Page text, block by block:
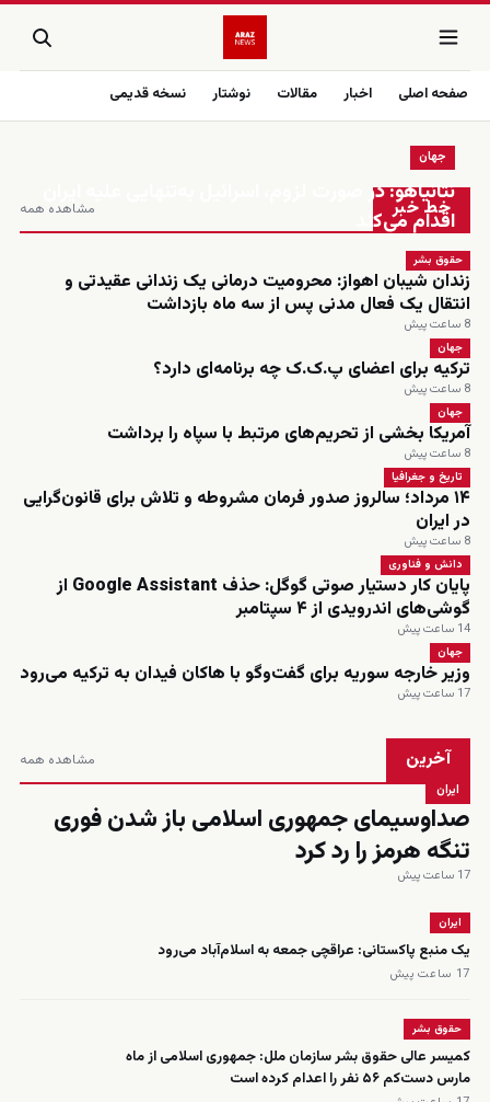
صفحه اصلی اخبار مقالات نوشتار نسخه قدیمی
زنده
خط خبر مشاهده همه
جهان
نتانیاهو: در صورت لزوم، اسرائیل به‌تنهایی علیه ایران
اقدام می‌کند
حقوق بشر
زندان شیبان اهواز: محرومیت درمانی یک زندانی عقیدتی و
انتقال یک فعال مدنی پس از سه ماه بازداشت
8 ساعت پیش
جهان
ترکیه برای اعضای پ.ک.ک چه برنامه‌ای دارد؟
8 ساعت پیش
جهان
آمریکا بخشی از تحریم‌های مرتبط با سپاه را برداشت
8 ساعت پیش
تاریخ و جغرافیا
۱۴ مرداد؛ سالروز صدور فرمان مشروطه و تلاش برای قانون‌گرایی
در ایران
8 ساعت پیش
دانش و فناوری
پایان کار دستیار صوتی گوگل: حذف Google Assistant از
گوشی‌های اندرویدی از ۴ سپتامبر
14 ساعت پیش
جهان
وزیر خارجه سوریه برای گفت‌وگو با هاکان فیدان به ترکیه می‌رود
17 ساعت پیش
آخرین مشاهده همه
ایران
صداوسیمای جمهوری اسلامی باز شدن فوری
تنگه هرمز را رد کرد
17 ساعت پیش
ایران
یک منبع پاکستانی: عراقچی جمعه به اسلام‌آباد می‌رود
17 ساعت پیش
حقوق بشر
کمیسر عالی حقوق بشر سازمان ملل: جمهوری اسلامی از ماه
مارس دست‌کم ۵۶ نفر را اعدام کرده است